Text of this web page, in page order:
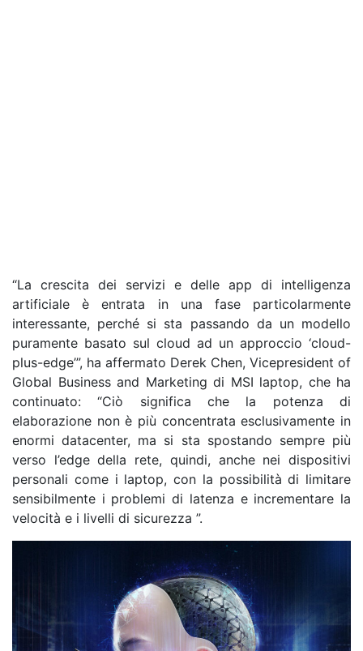
“La crescita dei servizi e delle app di intelligenza
artificiale è entrata in una fase particolarmente
interessante, perché si sta passando da un modello
puramente basato sul cloud ad un approccio ‘cloud-
plus-edge’”, ha affermato Derek Chen, Vicepresident of
Global Business and Marketing di MSI laptop, che ha
continuato: “Ciò significa che la potenza di
elaborazione non è più concentrata esclusivamente in
enormi datacenter, ma si sta spostando sempre più
verso l’edge della rete, quindi, anche nei dispositivi
personali come i laptop, con la possibilità di limitare
sensibilmente i problemi di latenza e incrementare la
velocità e i livelli di sicurezza ”.